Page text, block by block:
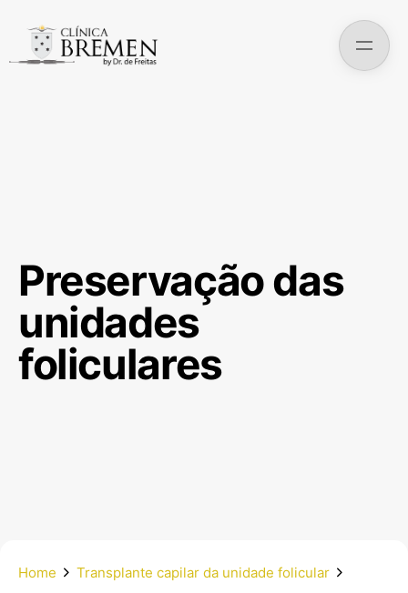
Preservação das
unidades
foliculares
Home
Transplante capilar da unidade folicular